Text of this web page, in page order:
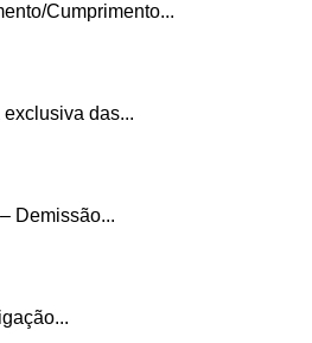
Cumprimento...
das...
Demissão...